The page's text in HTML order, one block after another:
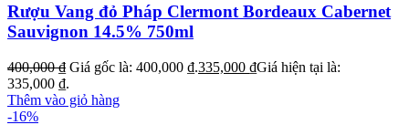
Rượu Vang đỏ Pháp Clermont Bordeaux Cabernet
Sauvignon 14.5% 750ml
400,000₫ Giá gốc là: 400,000 ₫.335,000 ₫Giá hiện tại là:
335,000 ₫.
Thêm vào giỏ hàng
-16%